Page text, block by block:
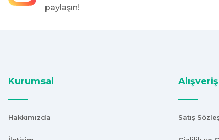
devam ettikçe sizinleyiz
Çok iyi.
paylaşın!
Kurumsal
Hakkımızda
Alışveriş
Satış